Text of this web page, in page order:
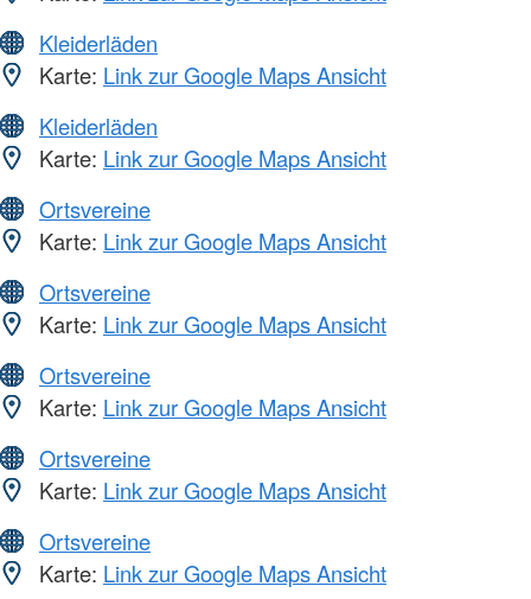
Kleiderläden
Karte: Link zur Google Maps Ansicht
Kleiderläden
Karte: Link zur Google Maps Ansicht
Ortsvereine
Karte: Link zur Google Maps Ansicht
Ortsvereine
Karte: Link zur Google Maps Ansicht
Ortsvereine
Karte: Link zur Google Maps Ansicht
Ortsvereine
Karte: Link zur Google Maps Ansicht
Ortsvereine
Karte: Link zur Google Maps Ansicht